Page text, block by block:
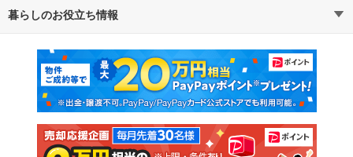
通勤・通学時間から探す
不動産・住宅
新築マンション 中古マンション
新築一戸建て 中古一戸建て
注文住宅 土地
暮らしのお役立ち情報
マンションカタログ 教えて！住まいの先生